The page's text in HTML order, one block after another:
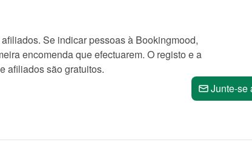
Se indicar pessoas à Bookingmood,
encomenda que efectuarem. O registo e a
afiliados são gratuitos.
Junte-se